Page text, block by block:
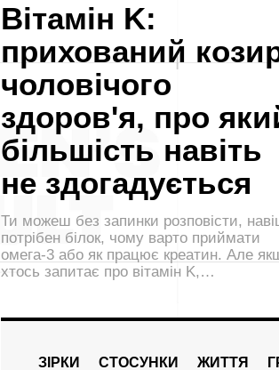
Вітамін K:
прихований
чоловічого
здоров'я, про
більшість навіть
не здогадується
Ти можеш без запинки розповісти,
потрібен білок, чому варто приймати
омега-3 або як працює креатин. Але
хтось запитає про вітамін K,…
ЗІРКИ СТОСУНКИ ЖИТТЯ